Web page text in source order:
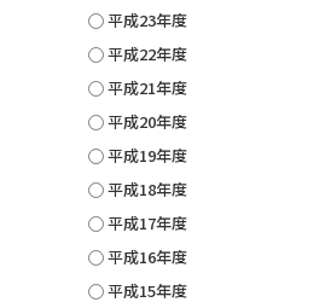
平成23年度
平成22年度
平成21年度
平成20年度
平成19年度
平成18年度
平成17年度
平成16年度
平成15年度